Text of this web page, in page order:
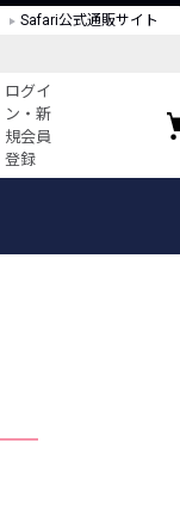
Safari公式通販サイト
ログイ
ン・新
規会員
登録
お気